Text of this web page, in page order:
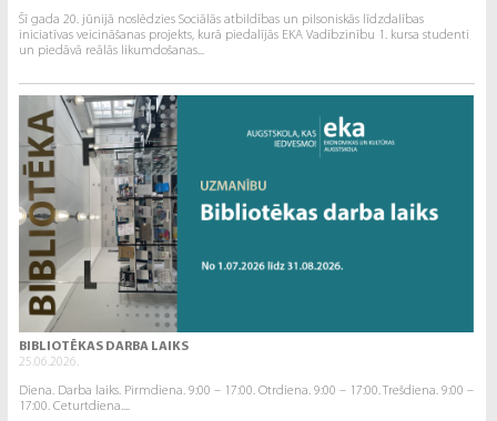
Šī gada 20. jūnijā noslēdzies Sociālās atbildības un pilsoniskās līdzdalības
iniciatīvas veicināšanas projekts, kurā piedalījās EKA Vadībzinību 1. kursa studenti
un piedāvā reālās likumdošanas...
BIBLIOTĒKAS DARBA LAIKS
25.06.2026.
Diena. Darba laiks. Pirmdiena. 9:00 – 17:00. Otrdiena. 9:00 – 17:00. Trešdiena. 9:00 –
17:00. Ceturtdiena....